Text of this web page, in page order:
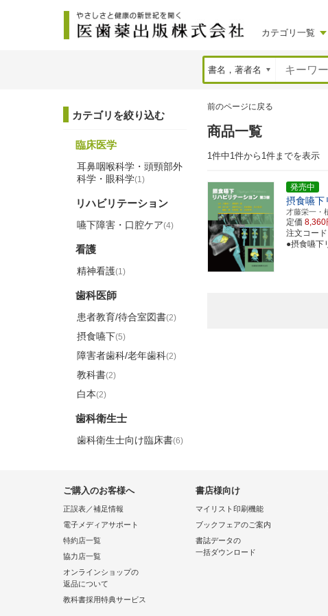
カテゴリ一覧
前のページに戻る
商品一覧
1件中1件から1件までを表示
発売中
摂食嚥下
才藤栄一・
定価 8,360
注文コー
●摂食嚥下
カテゴリを絞り込む
臨床医学
耳鼻咽喉科学・頭頸部外
科学・眼科学(1)
リハビリテーション
嚥下障害・口腔ケア(4)
看護
精神看護(1)
歯科医師
患者教育/待合室図書(2)
摂食嚥下(5)
障害者歯科/老年歯科(2)
教科書(2)
白本(2)
歯科衛生士
歯科衛生士向け臨床書(6)
ご購入のお客様へ
正誤表／補足情報
電子メディアサポート
特約店一覧
協力店一覧
オンラインショップの
返品について
教科書採用特典サービス
書店様向け
マイリスト印刷機能
ブックフェアのご案内
書誌データの
一括ダウンロード